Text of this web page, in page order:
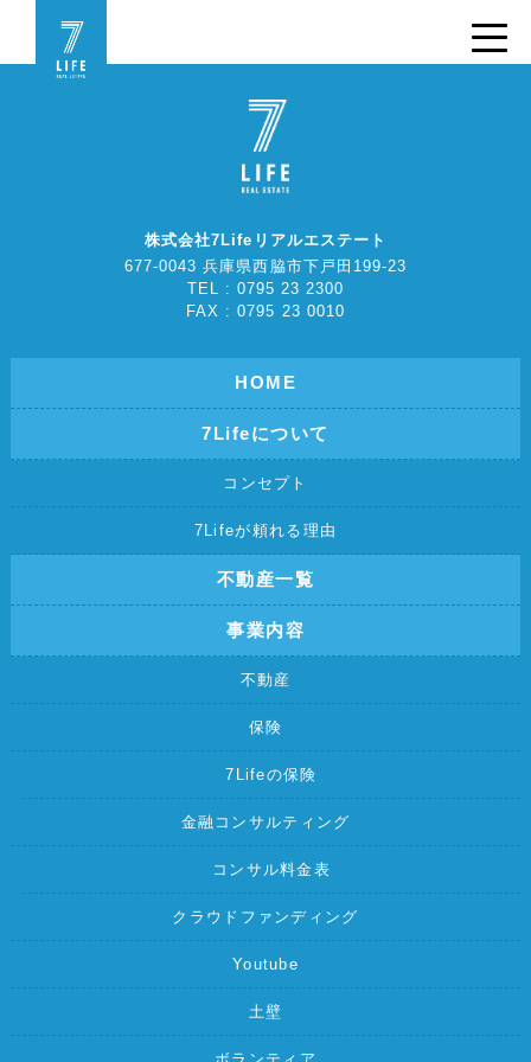
株式会社7Lifeリアルエステート
677-0043 兵庫県西脇市下戸田199-23
TEL : 0795 23 2300
FAX : 0795 23 0010
HOME
7Lifeについて
コンセプト
7Lifeが頼れる理由
不動産一覧
事業内容
不動産
保険
7Lifeの保険
金融コンサルティング
コンサル料金表
クラウドファンディング
Youtube
土壁